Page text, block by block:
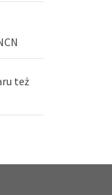
też